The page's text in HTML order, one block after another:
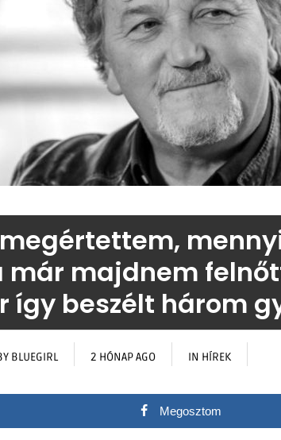
majdnem
így beszélt három
BLUEGIRL 2 HÓNAP AGO IN HÍREK
Megosztom